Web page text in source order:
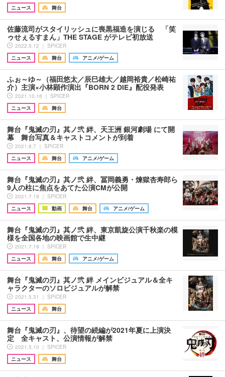
ニュース
舞台
佐藤流司がスタイリッシュに喪黒福造を演じる 「笑
ゥせぇるすまん」THE STAGE がテレビ初放送
2022.5.12 ｜ SPICER
ニュース
舞台 アニメ/ゲーム
ふぉ～ゆ～（福田悠太／辰巳雄大／越岡裕貴／松崎祐
介）主演×小林顕作演出『BORN 2 DIE』配役発表
2021.10.16 ｜ SPICER
ニュース
舞台
舞台『鬼滅の刃』其ノ弐 絆、天王洲 銀河劇場 にて開
幕 舞台写真＆キャストコメントが到着
2021.8.7 ｜ SPICER
ニュース
舞台 アニメ/ゲーム
舞台『鬼滅の刃』其ノ弐 絆、冨岡義勇・煉獄杏寿郎ら
9人の柱に焦点をあてた公演CMが公開
2021.7.19 ｜ SPICER
ニュース
動画 舞台 アニメ/ゲーム
舞台『鬼滅の刃』其ノ弐 絆、東京凱旋公演千秋楽の模
様を全国各地の映画館で生中継
2021.7.19 ｜ SPICER
ニュース
舞台 アニメ/ゲーム
舞台『鬼滅の刃』其ノ弐 絆 メインビジュアル＆全キ
ャラクターのソロビジュアルが解禁
2021.5.31 ｜ SPICER
ニュース
舞台
舞台『鬼滅の刃』、待望の続編が2021年夏に上演決
定 全キャスト、公演情報が解禁
2021.5.10 ｜ SPICER
ニュース
舞台